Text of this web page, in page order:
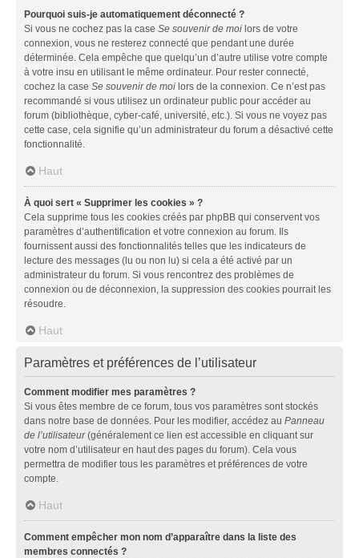
Pourquoi suis-je automatiquement déconnecté ?
Si vous ne cochez pas la case Se souvenir de moi lors de votre
connexion, vous ne resterez connecté que pendant une durée
déterminée. Cela empêche que quelqu’un d’autre utilise votre compte
à votre insu en utilisant le même ordinateur. Pour rester connecté,
cochez la case Se souvenir de moi lors de la connexion. Ce n’est pas
recommandé si vous utilisez un ordinateur public pour accéder au
forum (bibliothèque, cyber-café, université, etc.). Si vous ne voyez pas
cette case, cela signifie qu’un administrateur du forum a désactivé cette
fonctionnalité.
Haut
À quoi sert « Supprimer les cookies » ?
Cela supprime tous les cookies créés par phpBB qui conservent vos
paramètres d’authentification et votre connexion au forum. Ils
fournissent aussi des fonctionnalités telles que les indicateurs de
lecture des messages (lu ou non lu) si cela a été activé par un
administrateur du forum. Si vous rencontrez des problèmes de
connexion ou de déconnexion, la suppression des cookies pourrait les
résoudre.
Haut
Paramètres et préférences de l’utilisateur
Comment modifier mes paramètres ?
Si vous êtes membre de ce forum, tous vos paramètres sont stockés
dans notre base de données. Pour les modifier, accédez au Panneau
de l’utilisateur(généralement ce lien est accessible en cliquant sur
votre nom d’utilisateur en haut des pages du forum). Cela vous
permettra de modifier tous les paramètres et préférences de votre
compte.
Haut
Comment empêcher mon nom d’apparaître dans la liste des
membres connectés ?